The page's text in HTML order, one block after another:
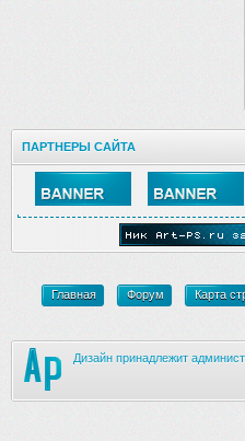
ПАРТНЕРЫ САЙТА
Главная Форум Карта
Дизайн принадлежит